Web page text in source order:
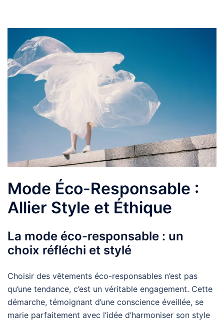
Mode Éco-Responsable :
Allier Style et Éthique
La mode éco-responsable : un
choix réfléchi et stylé
Choisir des vêtements éco-responsables n’est pas
qu’une tendance, c’est un véritable engagement. Cette
démarche, témoignant d’une conscience éveillée, se
marie parfaitement avec l’idée d’harmoniser son style